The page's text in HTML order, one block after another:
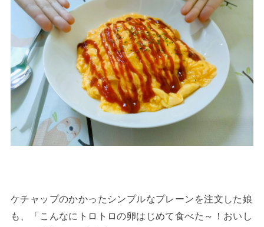
ケチャップのかかったシンプルなプレーンを注文した娘
も、「こんなにトロトロの卵はじめて食べた～！おいし